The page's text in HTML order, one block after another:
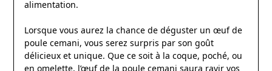
alimentation.
Lorsque vous aurez la chance de déguster un œuf de
poule cemani, vous serez surpris par son goût
délicieux et unique. Que ce soit à la coque, poché, ou
en omelette, l’œuf de la poule cemani saura ravir vos